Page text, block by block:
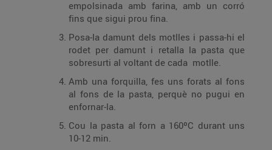
empolsinada amb farina, amb un corró
fins que sigui prou fina.
Posa-la damunt dels motlles i passa-hi el
rodet per damunt i retalla la pasta que
sobresurti al voltant de cada motlle.
Amb una forquilla, fes uns forats al fons
al fons de la pasta, perquè no pugui en
enfornar-la.
Cou la pasta al forn a 160ºC durant uns
10-12 min.